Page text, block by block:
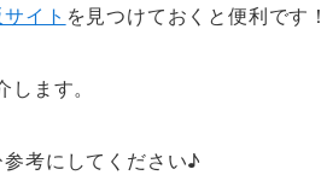
イト を見つけておくと便利です！
ます。
考にしてください♪